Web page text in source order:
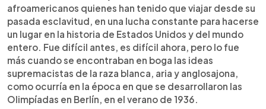
afroamericanos quienes han tenido que viajar desde su
pasada esclavitud, en una lucha constante para hacerse
un lugar en la historia de Estados Unidos y del mundo
entero. Fue difícil antes, es difícil ahora, pero lo fue
más cuando se encontraban en boga las ideas
supremacistas de la raza blanca, aria y anglosajona,
como ocurría en la época en que se desarrollaron las
Olimpíadas en Berlín, en el verano de 1936.